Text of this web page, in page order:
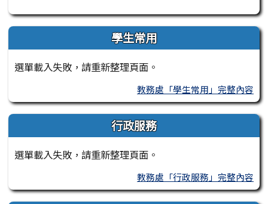
學生常用
選單載入失敗，請重新整理頁面。
教務處「學生常用」完整內容
行政服務
選單載入失敗，請重新整理頁面。
教務處「行政服務」完整內容